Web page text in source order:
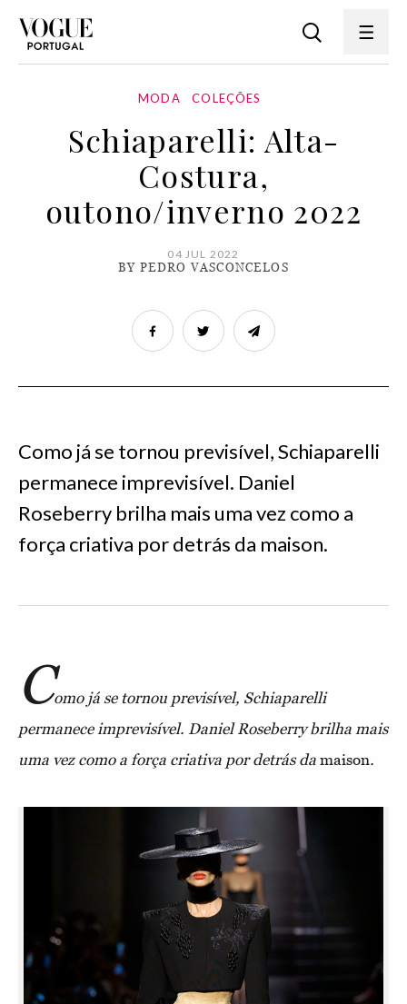
MODA COLEÇÕES
Schiaparelli: Alta-
Costura,
outono/inverno 2022
04 JUL 2022
BY PEDRO VASCONCELOS
Como já se tornou previsível, Schiaparelli
permanece imprevisível. Daniel
Roseberry brilha mais uma vez como a
força criativa por detrás da maison.
Como já se tornou previsível, Schiaparelli
permanece imprevisível. Daniel Roseberry brilha mais
uma vez como a força criativa por detrás da maison.